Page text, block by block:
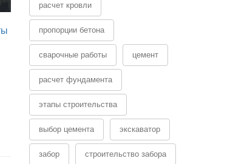
расчет кровли
пропорции бетона
сварочные работы цемент
расчет фундамента
этапы строительства
выбор цемента экскаватор
забор строительство забора